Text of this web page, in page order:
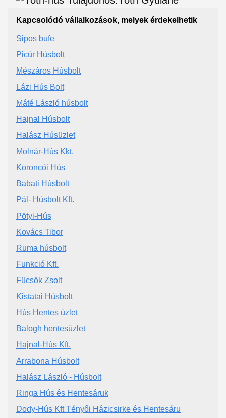
Kapcsolódó vállalkozások, melyek érdekelhetik
Sipos bufe
Picúr Húsbolt
Mészáros Húsbolt
Lázi Hús Bolt
Máté László húsbolt
Hajnal Húsbolt
Halász Húsüzlet
Molnár-Hús Kkt.
Koroncói Hús
Babati Húsbolt
Pál- Húsbolt Kft.
Pötyi-Hús
Kovács Tibor
Ruma húsbolt
Funkció Kft.
Fücsök Zsolt
Kistatai Húsbolt
Hús Hentes üzlet
Balogh hentesüzlet
Hajnal-Hús Kft.
Arrabona Húsbolt
Halász László - Húsbolt
Ringa Hús és Hentesáruk
Dody-Hús Kft Tényői Házicsirke és Hentesáru